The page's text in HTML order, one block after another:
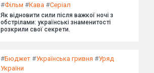
#Фільм #Кава #Серіал
Як відновити сили після важкої ночі з
обстрілами: українські знаменитості
розкрили свої секрети.
#Бюджет #Українська гривня #Уряд
України